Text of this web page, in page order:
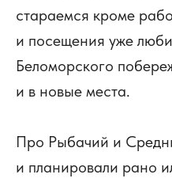
стараемся кроме
и посещения уже
Беломорского
и в новые места.
Про Рыбачий и
и планировали рано